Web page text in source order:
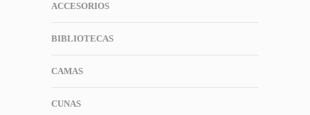
ACCESORIOS
BIBLIOTECAS
CAMAS
CUNAS